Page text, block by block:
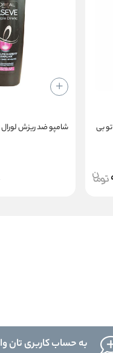
بی
شامپو ضد ریزش لورال Komple Direnc
به حساب کاربری تان